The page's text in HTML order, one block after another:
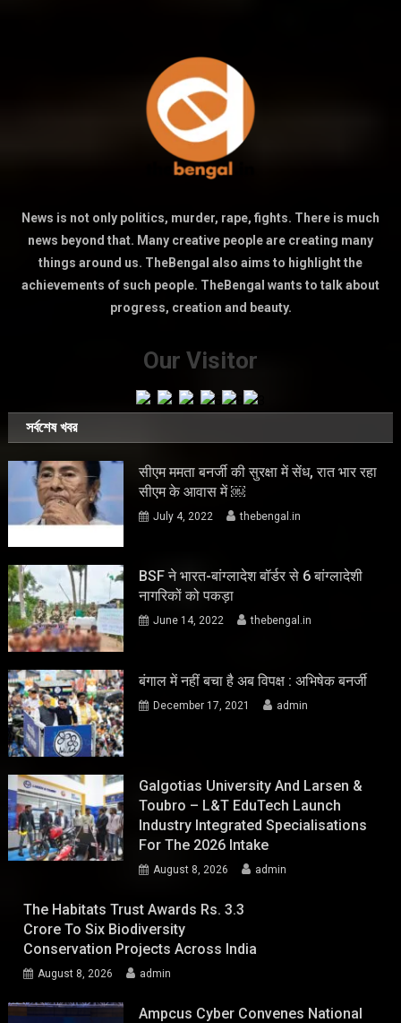
News is not only politics, murder, rape, fights. There is much
news beyond that. Many creative people are creating many
things around us. TheBengal also aims to highlight the
achievements of such people. TheBengal wants to talk about
progress, creation and beauty.
Our Visitor
সর্বশেষ খবর
सीएम ममता बनर्जी की सुरक्षा में सेंध, रात भार रहा
सीएम के आवास में ￼
July 4, 2022 thebengal.in
BSF ने भारत-बांग्लादेश बॉर्डर से 6 बांग्लादेशी
नागरिकों को पकड़ा
June 14, 2022 thebengal.in
बंगाल में नहीं बचा है अब विपक्ष : अभिषेक बनर्जी
December 17, 2021 admin
Galgotias University And Larsen &
Toubro – L&T EduTech Launch
Industry Integrated Specialisations
For The 2026 Intake
August 8, 2026 admin
The Habitats Trust Awards Rs. 3.3
Crore To Six Biodiversity
Conservation Projects Across India
August 8, 2026 admin
Ampcus Cyber Convenes National